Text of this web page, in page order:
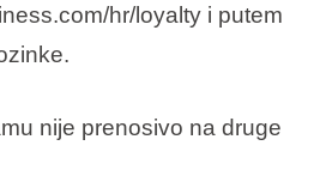
hr/loyalty i putem
nije prenosivo na druge